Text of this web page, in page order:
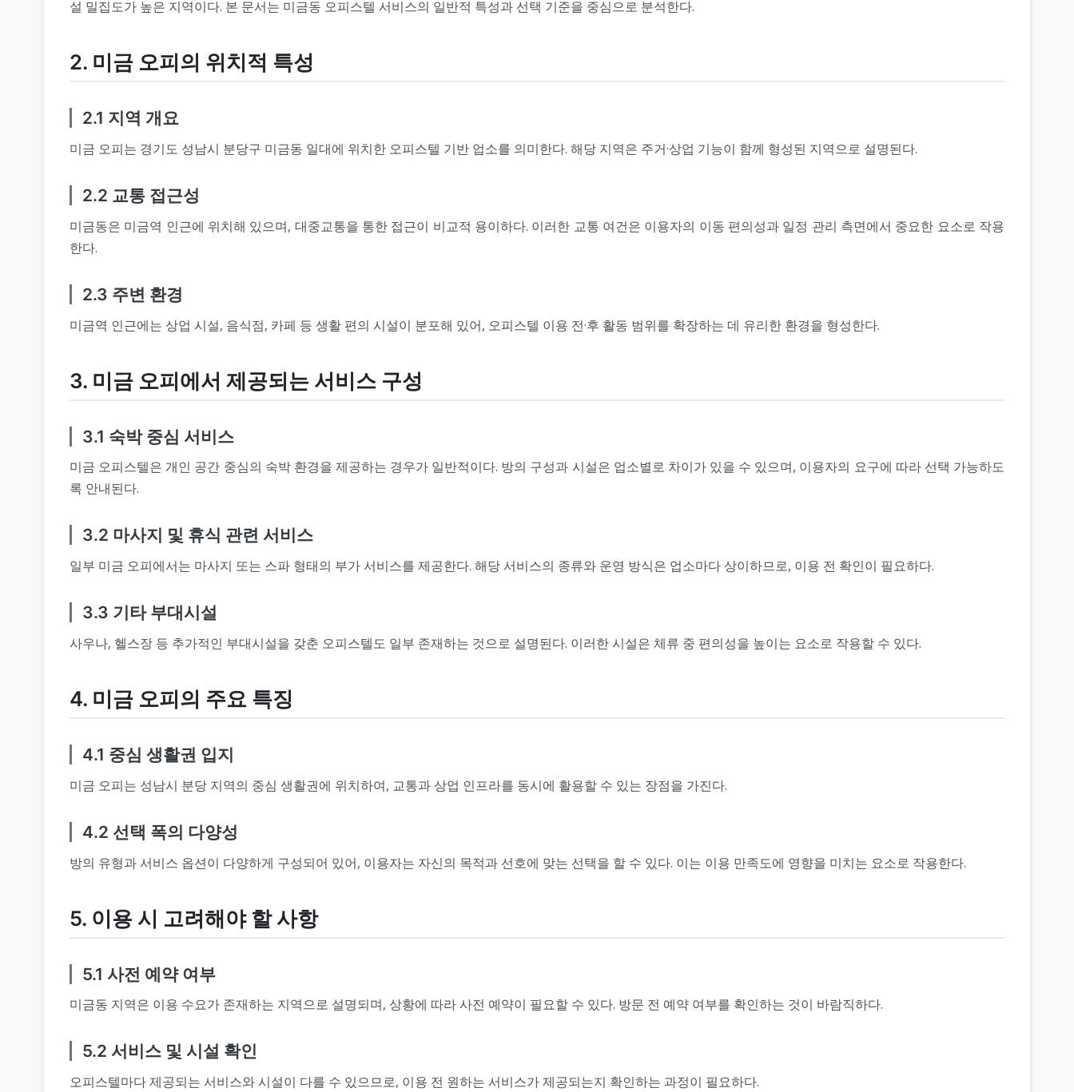
설 밀집도가 높은 지역이다. 본 문서는 미금동 오피스텔 서비스의 일반적 특성과 선택 기준을 중심으로 분석한다.
2. 미금 오피의 위치적 특성
2.1 지역 개요
미금 오피는 경기도 성남시 분당구 미금동 일대에 위치한 오피스텔 기반 업소를 의미한다. 해당 지역은 주거·상업 기능이 함께 형성된 지역으로 설명된다.
2.2 교통 접근성
미금동은 미금역 인근에 위치해 있으며, 대중교통을 통한 접근이 비교적 용이하다. 이러한 교통 여건은 이용자의 이동 편의성과 일정 관리 측면에서 중요한 요소로 작용
한다.
2.3 주변 환경
미금역 인근에는 상업 시설, 음식점, 카페 등 생활 편의 시설이 분포해 있어, 오피스텔 이용 전·후 활동 범위를 확장하는 데 유리한 환경을 형성한다.
3. 미금 오피에서 제공되는 서비스 구성
3.1 숙박 중심 서비스
미금 오피스텔은 개인 공간 중심의 숙박 환경을 제공하는 경우가 일반적이다. 방의 구성과 시설은 업소별로 차이가 있을 수 있으며, 이용자의 요구에 따라 선택 가능하도
록 안내된다.
3.2 마사지 및 휴식 관련 서비스
일부 미금 오피에서는 마사지 또는 스파 형태의 부가 서비스를 제공한다. 해당 서비스의 종류와 운영 방식은 업소마다 상이하므로, 이용 전 확인이 필요하다.
3.3 기타 부대시설
사우나, 헬스장 등 추가적인 부대시설을 갖춘 오피스텔도 일부 존재하는 것으로 설명된다. 이러한 시설은 체류 중 편의성을 높이는 요소로 작용할 수 있다.
4. 미금 오피의 주요 특징
4.1 중심 생활권 입지
미금 오피는 성남시 분당 지역의 중심 생활권에 위치하여, 교통과 상업 인프라를 동시에 활용할 수 있는 장점을 가진다.
4.2 선택 폭의 다양성
방의 유형과 서비스 옵션이 다양하게 구성되어 있어, 이용자는 자신의 목적과 선호에 맞는 선택을 할 수 있다. 이는 이용 만족도에 영향을 미치는 요소로 작용한다.
5. 이용 시 고려해야 할 사항
5.1 사전 예약 여부
미금동 지역은 이용 수요가 존재하는 지역으로 설명되며, 상황에 따라 사전 예약이 필요할 수 있다. 방문 전 예약 여부를 확인하는 것이 바람직하다.
5.2 서비스 및 시설 확인
오피스텔마다 제공되는 서비스와 시설이 다를 수 있으므로, 이용 전 원하는 서비스가 제공되는지 확인하는 과정이 필요하다.